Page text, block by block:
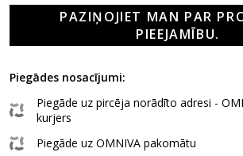
PAZIŅOJIET MAN PAR
PIEEJAMĪBU.
Piegādes nosacījumi:
Piegāde uz pircēja norādīto adresi -
kurjers
Piegāde uz OMNIVA pakomātu